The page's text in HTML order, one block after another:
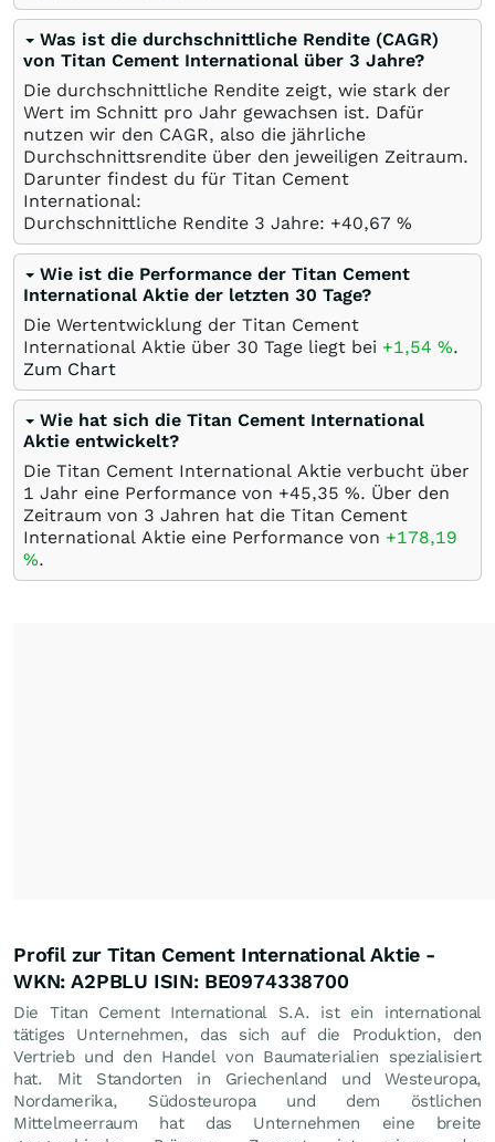
Was ist die durchschnittliche Rendite (CAGR)
von Titan Cement International über 3 Jahre?
Die durchschnittliche Rendite zeigt, wie stark der
Wert im Schnitt pro Jahr gewachsen ist. Dafür
nutzen wir den CAGR, also die jährliche
Durchschnittsrendite über den jeweiligen Zeitraum.
Darunter findest du für Titan Cement
International:
Durchschnittliche Rendite 3 Jahre: +40,67 %
Wie ist die Performance der Titan Cement
International Aktie der letzten 30 Tage?
Die Wertentwicklung der Titan Cement
International Aktie über 30 Tage liegt bei +1,54 %.
Zum Chart
Wie hat sich die Titan Cement International
Aktie entwickelt?
Die Titan Cement International Aktie verbucht über
1 Jahr eine Performance von +45,35 %. Über den
Zeitraum von 3 Jahren hat die Titan Cement
International Aktie eine Performance von +178,19
%.
Profil zur Titan Cement International Aktie -
WKN: A2PBLU ISIN: BE0974338700
Die Titan Cement International S.A. ist ein international
tätiges Unternehmen, das sich auf die Produktion, den
Vertrieb und den Handel von Baumaterialien spezialisiert
hat. Mit Standorten in Griechenland und Westeuropa,
Nordamerika, Südosteuropa und dem östlichen
Mittelmeerraum hat das Unternehmen eine breite